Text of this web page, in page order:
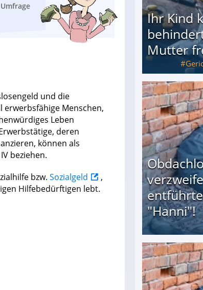
und die
erwerbsfähige Menschen,
Leben
deren
können als
beziehen.
bzw. Sozialgeld
,
Hilfebedürftigen lebt.
Ihr Kind
Mutter
kam schwer behindert zur Welt: Suff-Mutter
"Hanni"!
(58) verzweifelt: Unbekannte entführten